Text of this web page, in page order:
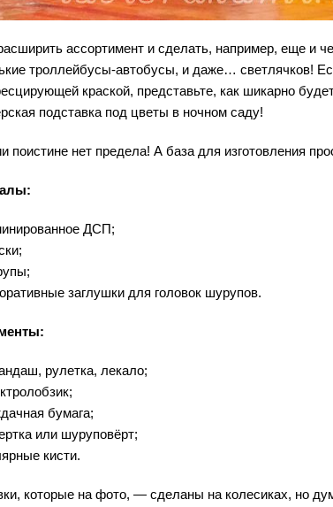
ассортимент и сделать, например, еще и
троллейбусы-автобусы, и даже… светлячков!
краской, представьте, как шикарно
подставка под цветы в ночном саду!
поистине нет предела! А база для изготовления
ДСП;
заглушки для головок шурупов.
рулетка, лекало;
бумага;
или шуруповёрт;
кисти.
которые на фото, — сделаны на колесиках, но